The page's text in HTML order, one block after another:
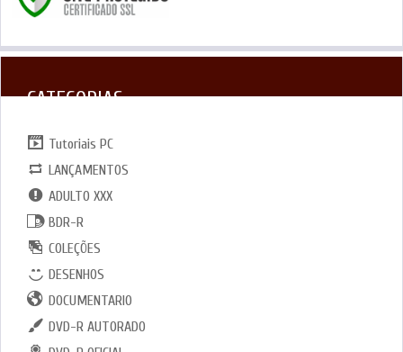
CATEGORIAS
Tutoriais PC
LANÇAMENTOS
ADULTO XXX
BDR-R
COLEÇÕES
DESENHOS
DOCUMENTARIO
DVD-R AUTORADO